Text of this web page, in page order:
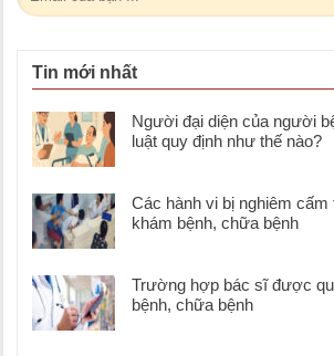
Tin mới nhất
Người đại diện của người
luật quy định như thế nào?
Các hành vi bị nghiêm cấm
khám bệnh, chữa bệnh
Trường hợp bác sĩ được
bệnh, chữa bệnh